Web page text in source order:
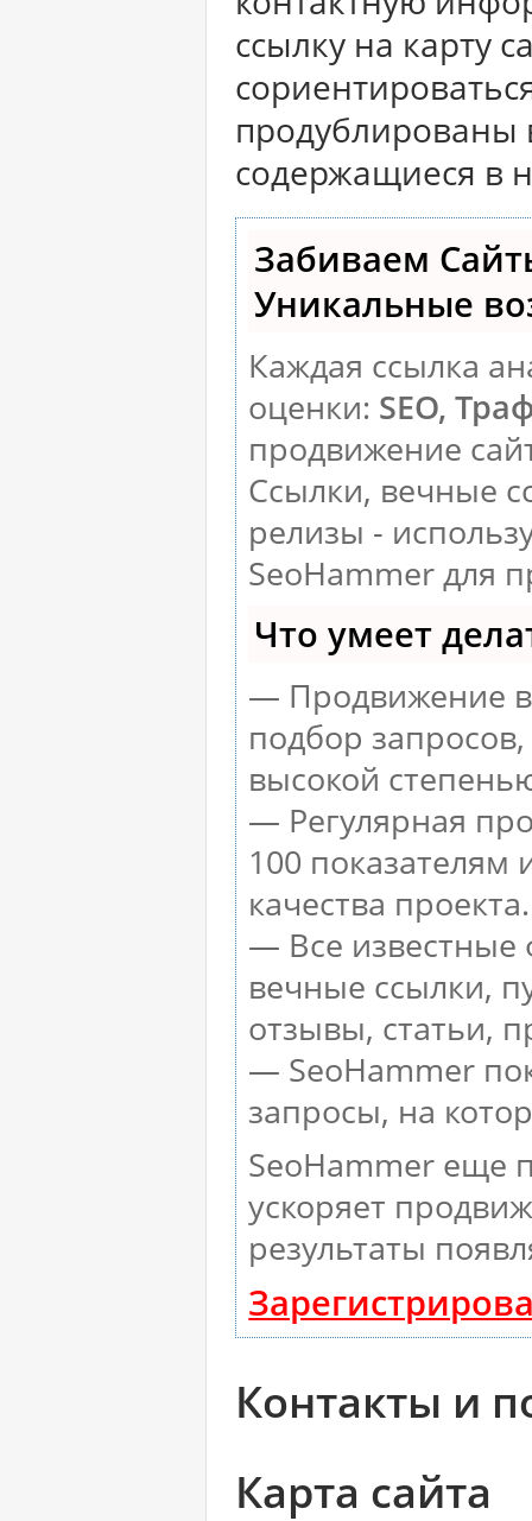
ссылку на карту
продублированы
содержащиеся в
Забиваем
Уникальные
Каждая ссылка
оценки: SEO,
продвижение
Ссылки, вечные
релизы -
SeoHammer для
Что умеет
— Продвижение в
подбор
высокой
— Регулярная
100 показателям
качества проекта.
— Все известные
вечные ссылки,
отзывы, статьи,
— SeoHammer
запросы, на
SeoHammer еще
ускоряет
результаты
Контакты и
Карта сайта